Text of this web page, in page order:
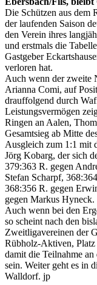
Die Schützen aus dem
der laufenden Saison
den Verein ihres
und erstmals die
Gastgeber
verloren hat.
Auch wenn der zweite
Arianna Comi, auf
drauffolgend durch
Leistungsvermögen
Ringen an Aalen,
Gesamtsieg ab Mitte
Ausgleich zum 1:1 mit
Jörg Kobarg, der sich
379:363 R. gegen
Stefan Scharpf,
368:356 R. gegen
gegen Markus Hyneck.
Auch wenn bei den
so scheint nach den
Zweitligavereinen der
Rübholz-Aktiven, Platz
damit die Teilnahme
sein. Weiter geht es in
Walldorf. jp